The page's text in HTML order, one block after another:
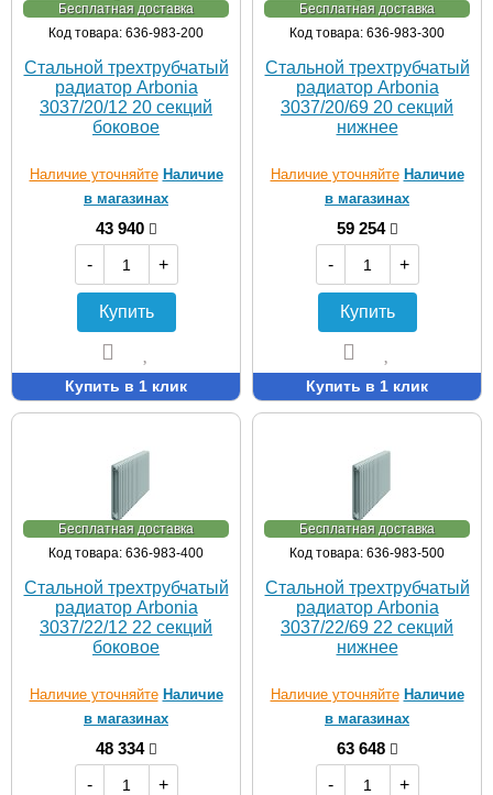
Бесплатная доставка
Код товара: 636-983-200
Стальной трехтрубчатый
радиатор Arbonia
3037/20/12 20 секций
боковое
Наличие уточняйте Наличие
в магазинах
43 940
-
+
Купить
Купить в 1 клик
Бесплатная доставка
Код товара: 636-983-300
Стальной трехтрубчатый
радиатор Arbonia
3037/20/69 20 секций
нижнее
Наличие уточняйте Наличие
в магазинах
59 254
-
+
Купить
Купить в 1 клик
Бесплатная доставка
Код товара: 636-983-400
Стальной трехтрубчатый
радиатор Arbonia
3037/22/12 22 секций
боковое
Наличие уточняйте Наличие
в магазинах
48 334
-
+
Бесплатная доставка
Код товара: 636-983-500
Стальной трехтрубчатый
радиатор Arbonia
3037/22/69 22 секций
нижнее
Наличие уточняйте Наличие
в магазинах
63 648
-
+